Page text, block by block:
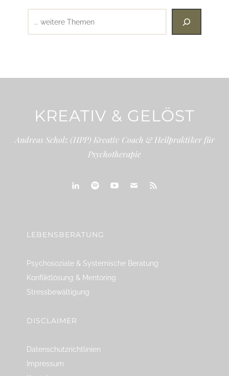
KREATIV & GELÖST
Andreas Scholz (HPP) Kreativ Coach & Heilpraktiker für
Psychotherapie
LEBENSBERATUNG
Psychosoziale & Systemische Beratung
Konfliktlösung & Mentoring
Stressbewältigung
DISCLAIMER
Datenschutzrichtlinien
Impressum